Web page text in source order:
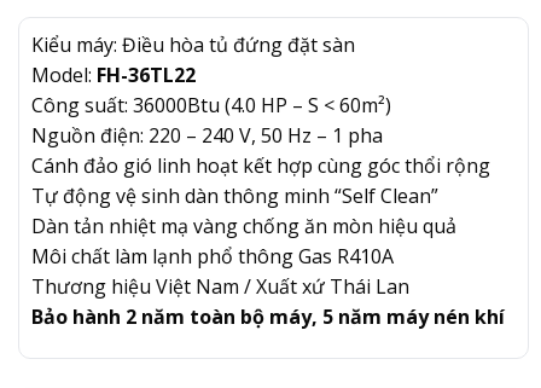
Kiểu máy: Điều hòa tủ đứng đặt sàn
Model: FH-36TL22
Công suất: 36000Btu (4.0 HP – S < 60m²)
Nguồn điện: 220 – 240 V, 50 Hz – 1 pha
Cánh đảo gió linh hoạt kết hợp cùng góc thổi rộng
Tự động vệ sinh dàn thông minh “Self Clean”
Dàn tản nhiệt mạ vàng chống ăn mòn hiệu quả
Môi chất làm lạnh phổ thông Gas R410A
Thương hiệu Việt Nam / Xuất xứ Thái Lan
Bảo hành 2 năm toàn bộ máy, 5 năm máy nén khí